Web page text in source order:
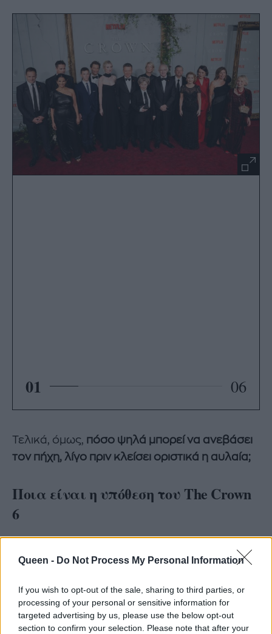
Queen - Do Not Process My Personal Information
If you wish to opt-out of the sale, sharing to third parties, or
processing of your personal or sensitive information for
targeted advertising by us, please use the below opt-out
section to confirm your selection. Please note that after your
01 06
Τελικά, όμως, πόσο ψηλά μπορεί να ανεβάσει
τον πήχη, λίγο πριν κλείσει οριστικά η αυλαία;
Ποια είναι η υπόθεση του The Crown
6
εξερευνήσει τη ζωή της βασιλικής οικογένειας
εφόσον η 5 η σεζόν ήταν αφιερωμένη -κατά
κύριο λόγο- στα 90s.